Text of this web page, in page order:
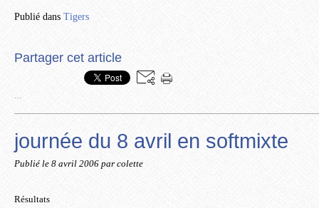
Publié dans Tigers
Partager cet article
…
journée du 8 avril en softmixte
Publié le 8 avril 2006 par colette
Résultats